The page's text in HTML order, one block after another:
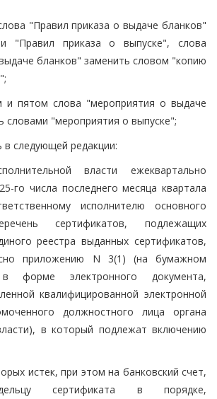
"Правил приказа о выдаче бланков"
"Правил приказа о выпуске", слова
бланков" заменить словом "копию
и пятом слова "мероприятия о выдаче
словами "мероприятия о выпуске";
в следующей редакции:
власти ежеквартально
го числа последнего месяца квартала
исполнителю основного
сертификатов, подлежащих
реестра выданных сертификатов,
приложению N 3(1) (на бумажном
форме электронного документа,
квалифицированной электронной
должностного лица органа
в который подлежат включению
истек, при этом на банковский счет,
сертификата в порядке,